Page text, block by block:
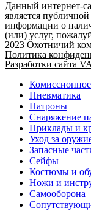
Данный интернет-
является
информации о
(или) услуг,
2023 Охотничий
Политика
Разработки сайта
Пневматика
Патроны
Снаряжение
Приклады и
Уход за
Запасные
Сейфы
Костюмы и
Ножи и
Самооборона